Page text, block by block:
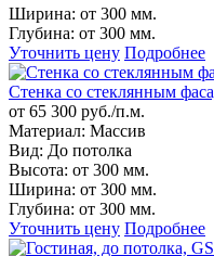
Ширина: от 300 мм.
Глубина: от 300 мм.
Уточнить цену Подробнее
Стенка со стеклянным
от 65 300 руб./п.м.
Материал: Массив
Вид: До потолка
Высота: от 300 мм.
Ширина: от 300 мм.
Глубина: от 300 мм.
Уточнить цену Подробнее